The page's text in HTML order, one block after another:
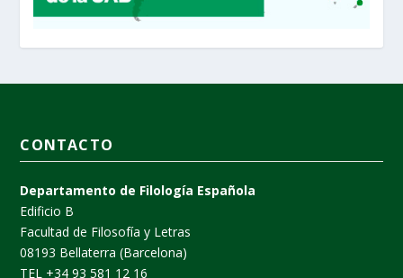
CONTACTO
Departamento de Filología Española
Edificio B
Facultad de Filosofía y Letras
08193 Bellaterra (Barcelona)
TEL +34 93 581 12 16